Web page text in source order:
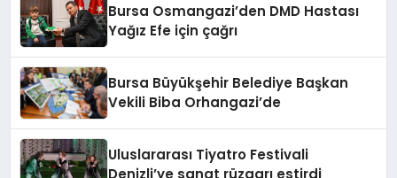
Bursa Osmangazi’den DMD Hastası
Yağız Efe için çağrı
Bursa Büyükşehir Belediye Başkan
Vekili Biba Orhangazi’de
Uluslararası Tiyatro Festivali
Denizli’ye sanat rüzgarı estirdi